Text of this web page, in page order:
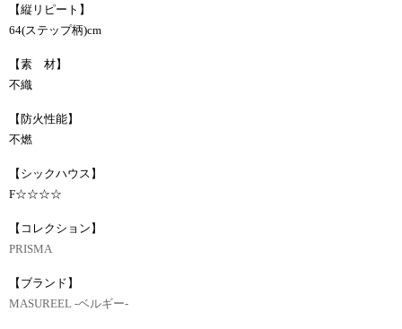
【縦リピート】
64(ステップ柄)cm
【素 材】
不織
【防火性能】
不燃
【シックハウス】
F☆☆☆☆
【コレクション】
PRISMA
【ブランド】
MASUREEL -ベルギー-